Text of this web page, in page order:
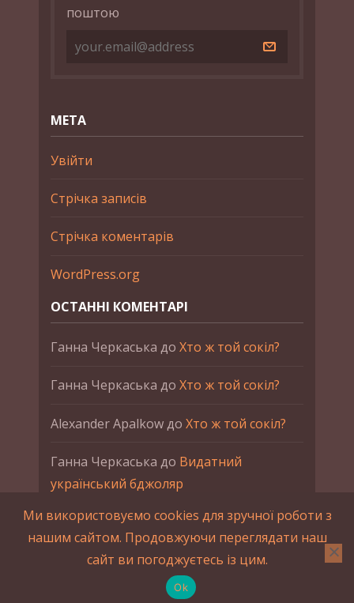
поштою
МЕТА
Увійти
Стрічка записів
Стрічка коментарів
WordPress.org
ОСТАННІ КОМЕНТАРІ
Ганна Черкаська до Хто ж той сокіл?
Ганна Черкаська до Хто ж той сокіл?
Alexander Apalkowдо Хто ж той сокіл?
Ганна Черкаська до Видатний
український бджоляр
Ганна ЧеркаськадоПетро Франко
2015-2023 © UAHistory Всі права застережено.
При використанні матеріалів сайта обов'язкове
зворотнє посилання.
Ми використовуємо cookies для зручної роботи з
нашим сайтом. Продовжуючи переглядати наш
сайт ви погоджуєтесь із цим.
Ok